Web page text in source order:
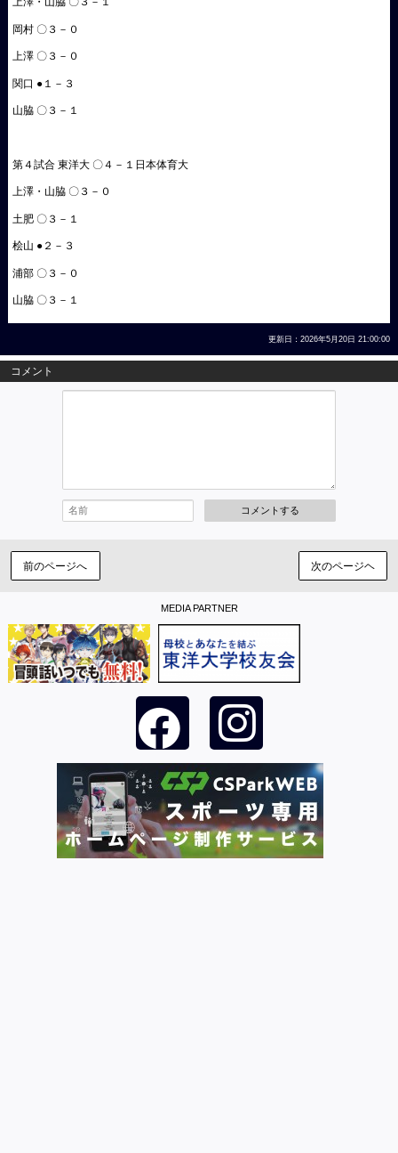
岡村 〇３－０
上澤 〇３－０
関口 ●１－３
山脇 〇３－１
第４試合 東洋大 〇４－１日本体育大
上澤・山脇 〇３－０
土肥 〇３－１
桧山 ●２－３
浦部 〇３－０
山脇 〇３－１
更新日：2026年5月20日 21:00:00
コメント
コメントする
前のページへ 次のページヘ
MEDIA PARTNER